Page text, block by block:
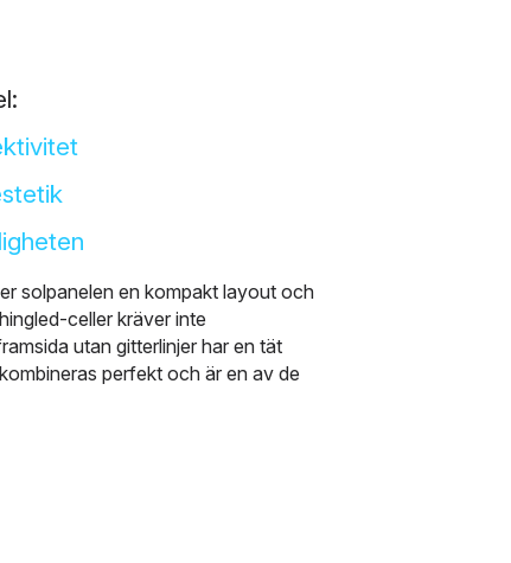
solpanelen en kompakt layout och
celler kräver inte
utan gitterlinjer har en tät
perfekt och är en av de